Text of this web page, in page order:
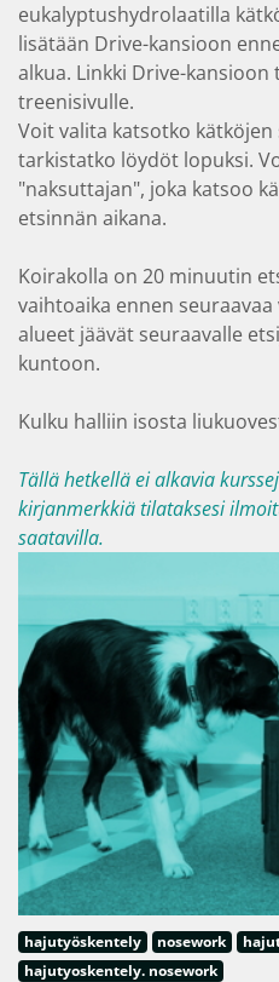
eukalyptushydrolaatilla
lisätään Drive-kansioon
alkua. Linkki Drive-kansioon
treenisivulle.
Voit valita katsotko
tarkistatko löydöt lopuksi.
"naksuttajan", joka katsoo
etsinnän aikana.
Koirakolla on 20 minuutin
vaihtoaika ennen
alueet jäävät seuraavalle
kuntoon.
Kulku halliin isosta
Tällä hetkellä ei alkavia
kirjanmerkkiä tilataksesi
saatavilla.
hajutyöskentely nosework
hajutyoskentely. nosework